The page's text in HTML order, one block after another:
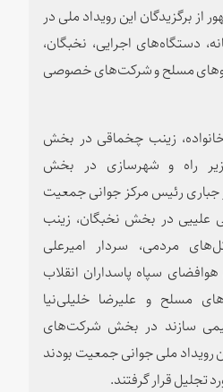
برگزیدگان این رویداد ملی در
دستگاه‌های اجرایی، نخبگان،
مسلح و شرکت‌های خصوصی
زینب چخماقی در بخش
راه و شهرسازی در بخش
جباری رئیس مرکز جوانی جمعیت
علییی در بخش نخبگان،‌ زینب
مردمی، سردار امیرعلی
سپاه پاسداران انقلاب
مسلح و علیرضا خلیلی‌نیا
سازند در بخش شرکت‌های
ملی جوانی جمعیت بودند
تجلیل قرار گرفتند.